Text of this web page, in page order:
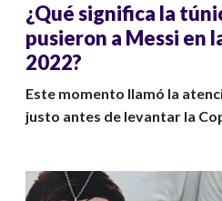
¿Qué significa la
pusieron a Messi en
2022?
Este momento llamó la
justo antes de levantar la